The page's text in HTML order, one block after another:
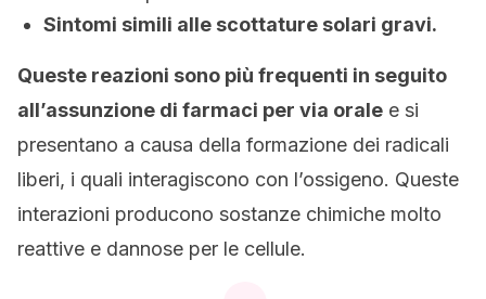
Sintomi simili alle scottature solari gravi.
Queste reazioni sono più frequenti in seguito
all’assunzione di farmaci per via orale e si
presentano a causa della formazione dei radicali
liberi, i quali interagiscono con l’ossigeno. Queste
interazioni producono sostanze chimiche molto
reattive e dannose per le cellule.